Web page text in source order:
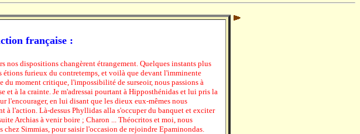
française :
nos dispositions changèrent étrangement. Quelques instants plus
étions furieux du contretemps, et voilà que devant l'imminente
du moment critique, l'impossibilité de surseoir, nous passions à
et à la crainte. Je m'adressai pourtant à Hipposthénidas et lui pris la
l'encourager, en lui disant que les dieux eux-mêmes nous
à l'action. Là-dessus Phyllidas alla s'occuper du banquet et exciter
Archias à venir boire ; Charon ... Théocritos et moi, nous
chez Simmias, pour saisir l'occasion de rejoindre Epaminondas.